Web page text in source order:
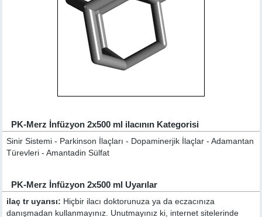
PK-Merz İnfüzyon 2x500 ml ilacının Kategorisi
Sinir Sistemi - Parkinson İlaçları - Dopaminerjik İlaçlar - Adamantan
Türevleri - Amantadin Sülfat
PK-Merz İnfüzyon 2x500 ml Uyarılar
ilaç tr uyarısı: Hiçbir ilacı doktorunuza ya da eczacınıza
danışmadan kullanmayınız. Unutmayınız ki, internet sitelerinde